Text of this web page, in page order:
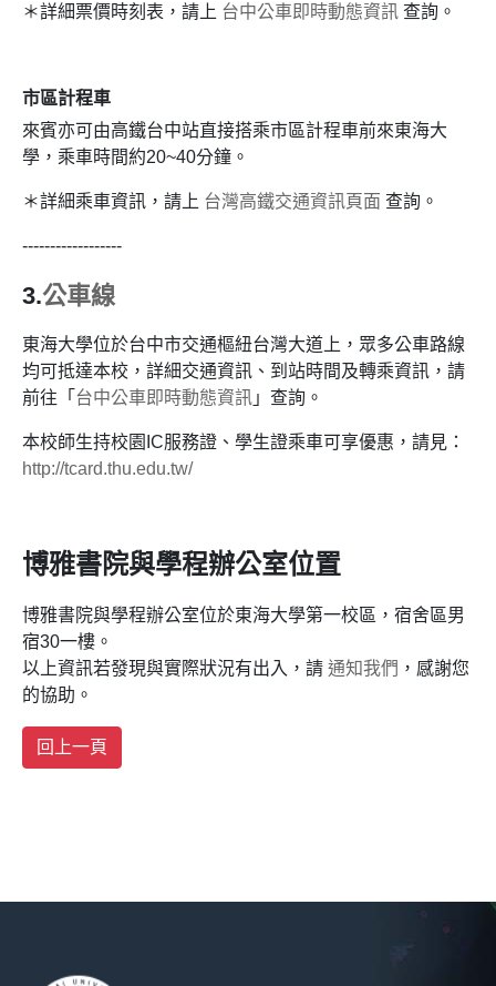
＊詳細票價時刻表，請上 台中公車即時動態資訊 查詢。
市區計程車
來賓亦可由高鐵台中站直接搭乘市區計程車前來東海大
學，乘車時間約20~40分鐘。
＊詳細乘車資訊，請上 台灣高鐵交通資訊頁面 查詢。
------------------
3.公車線
東海大學位於台中市交通樞紐台灣大道上，眾多公車路線
均可抵達本校，詳細交通資訊、到站時間及轉乘資訊，請
前往「 台中公車即時動態資訊 」查詢。
本校師生持校園IC服務證、學生證乘車可享優惠，請見：
http://tcard.thu.edu.tw/
博雅書院與學程辦公室位置
博雅書院與學程辦公室位於東海大學第一校區，宿舍區男
宿30一樓。
以上資訊若發現與實際狀況有出入，請 通知我們 ，感謝您
的協助。